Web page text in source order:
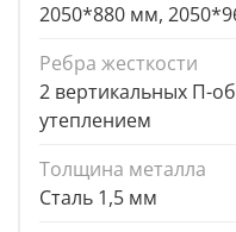
2050*880 мм,
Ребра жесткости
2 вертикальных П-
утеплением
Толщина металла
Сталь 1,5 мм